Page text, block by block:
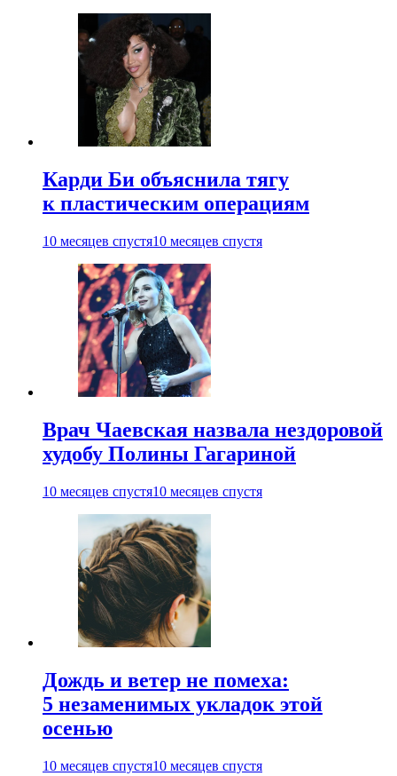
Карди Би объяснила тягу
к пластическим операциям
10 месяцев спустя10 месяцев спустя
Врач Чаевская назвала нездоровой
худобу Полины Гагариной
10 месяцев спустя10 месяцев спустя
Дождь и ветер не помеха:
5 незаменимых укладок этой
осенью
10 месяцев спустя10 месяцев спустя